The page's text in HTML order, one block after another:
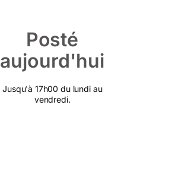
Posté
aujourd'hui
Jusqu'à 17h00 du lundi au
vendredi.